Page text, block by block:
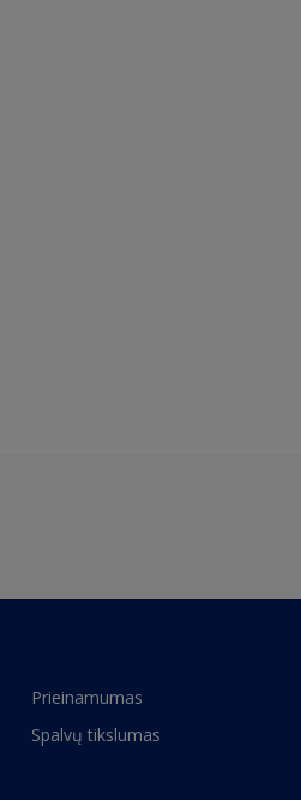
Prieinamumas
Spalvų tikslumas